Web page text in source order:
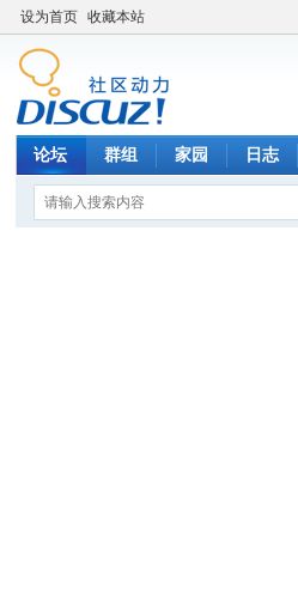
设为首页 收藏本站
论坛 群组 家园 日志